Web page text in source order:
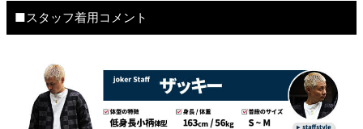
■スタッフ着用コメント